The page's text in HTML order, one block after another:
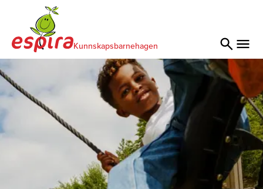
Kunnskapsbarnehagen